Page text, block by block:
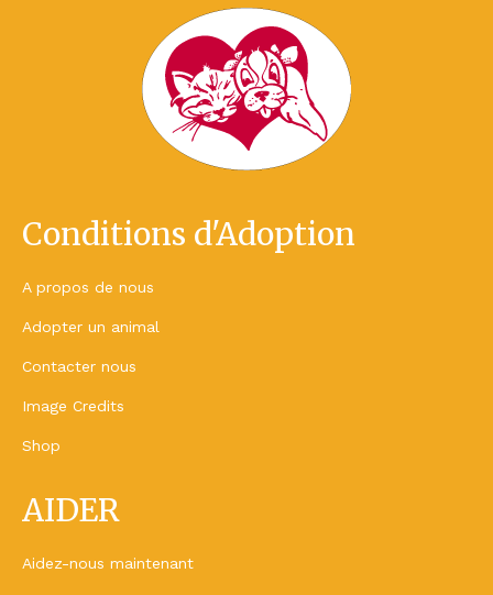
Conditions d'Adoption
A propos de nous
Adopter un animal
Contacter nous
Image Credits
Shop
AIDER
Aidez-nous maintenant